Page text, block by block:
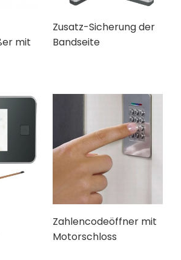
mit
Zusatz-Sicherung der
Bandseite
Zahlencodeöffner mit
Motorschloss